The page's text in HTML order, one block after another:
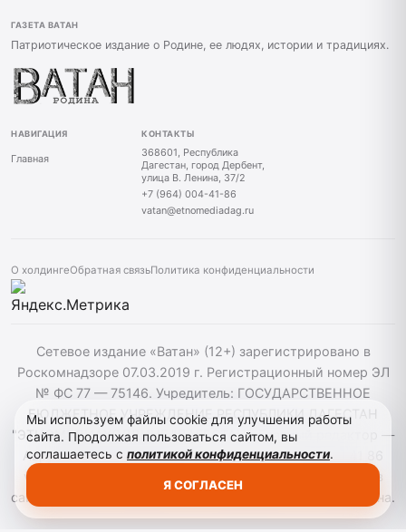
ГАЗЕТА ВАТАН
Патриотическое издание о Родине, ее людях, истории и традициях.
НАВИГАЦИЯ
Главная
КОНТАКТЫ
368601, Республика
Дагестан, город Дербент,
улица В. Ленина, 37/2
+7 (964) 004-41-86
vatan@etnomediadag.ru
О холдингеОбратная связьПолитика конфиденциальности
Сетевое издание «Ватан» (12+) зарегистрировано в
Роскомнадзоре 07.03.2019 г. Регистрационный номер ЭЛ
№ ФС 77 — 75146. Учредитель: ГОСУДАРСТВЕННОЕ
БЮДЖЕТНОЕ УЧРЕЖДЕНИЕ РЕСПУБЛИКИ ДАГЕСТАН
"ЭТНОМЕДИАХОЛДИНГ "ДАГЕСТАН". Главный редактор —
Аврумов Моисей Давидович, Телефон: +7964 004 41 86
vatan@etnomediadag.ru При использовании материалов
сайта активная гиперссылка на gazetavatan.ru обязательна.
Мы используем файлы cookie для улучшения работы
сайта. Продолжая пользоваться сайтом, вы
соглашаетесь с политикой конфиденциальности.
Я СОГЛАСЕН